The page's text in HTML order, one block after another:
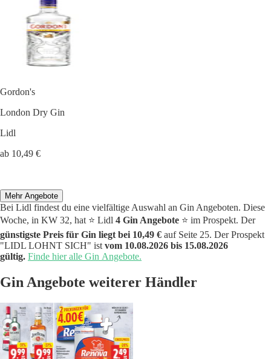
Gordon's
London Dry Gin
Lidl
ab 10,49 €
Mehr Angebote
Bei Lidl findest du eine vielfältige Auswahl an Gin Angeboten. Diese
Woche, in KW 32, hat ⭐️ Lidl 4 Gin Angebote ⭐️ im Prospekt. Der
günstigste Preis für Gin liegt bei 10,49 € auf Seite 25. Der Prospekt
"LIDL LOHNT SICH" ist vom 10.08.2026 bis 15.08.2026
gültig. Finde hier alle Gin Angebote.
Gin Angebote weiterer Händler